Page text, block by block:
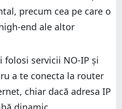
precum cea pe care o
end ale altor
folosi servicii NO-IP și
a te conecta la router
chiar dacă adresa IP